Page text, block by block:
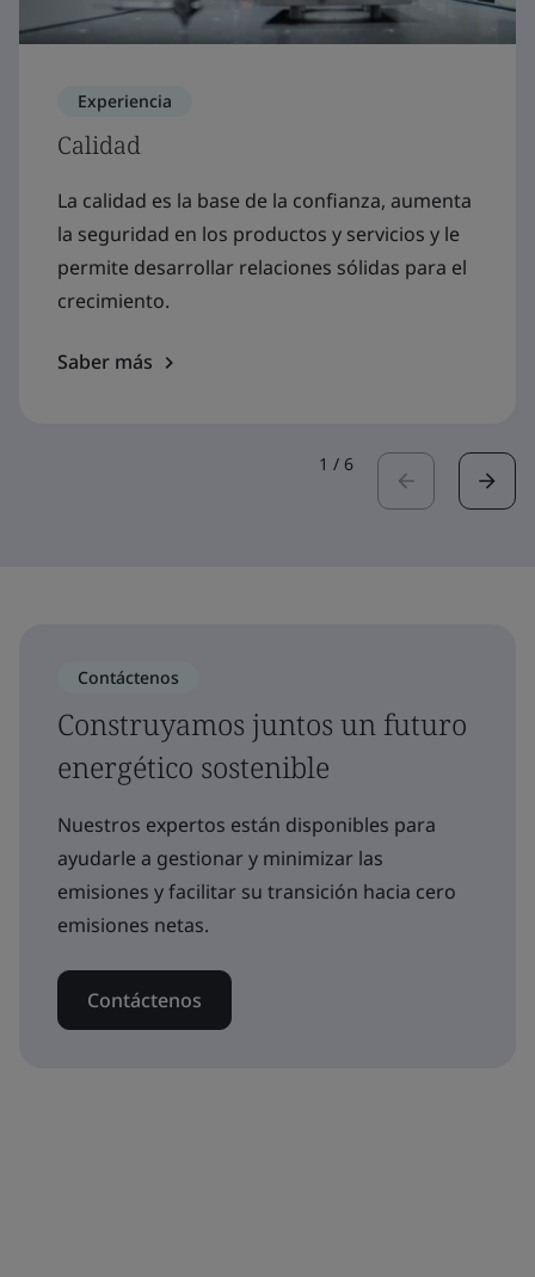
Experiencia
Calidad
La calidad es la base de la confianza, aumenta
la seguridad en los productos y servicios y le
permite desarrollar relaciones sólidas para el
crecimiento.
Saber más
1 / 6
Contáctenos
Construyamos juntos un futuro
energético sostenible
Nuestros expertos están disponibles para
ayudarle a gestionar y minimizar las
emisiones y facilitar su transición hacia cero
emisiones netas.
Contáctenos